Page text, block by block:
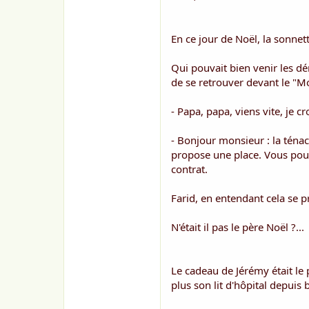
En ce jour de Noël, la
Qui pouvait bien venir les
de se retrouver devant le
- Papa, papa, viens vite, je
- Bonjour monsieur : la
propose une place. Vous
contrat.
Farid, en entendant cela se
N'était il pas le père Noël ?...
Le cadeau de Jérémy était
plus son lit d'hôpital depuis